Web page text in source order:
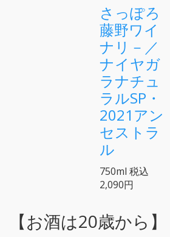
さっぽろ
藤野ワイ
ナリ－／
ナイヤガ
ラナチュ
ラルSP・
2021アン
セストラ
ル
750ml税込
2,090円
【お酒は20歳から】